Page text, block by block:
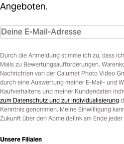
Angeboten.
Durch die Anmeldung stimme ich zu, dass
Mails zu Bewertungsaufforderungen,
Nachrichten von der Calumet Photo Video
durch eine Auswertung meiner E-Mail- und
Kaufverhaltens und meiner Kundendaten
zum Datenschutz und zur Individualisierung
Kenntnis genommen. Meine Einwilligung
Zukunft über den Abmeldelink am Ende
Unsere Filialen